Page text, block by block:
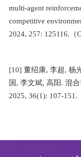
multi-agent
competitive
2024, 257: 125116. （
[10] 董绍康, 李超, 杨
国 , 李文斌, 高阳. 混
2025, 36(1): 107-151.